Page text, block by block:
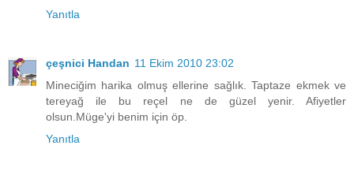
Yanıtla
çeşnici Handan 11 Ekim 2010 23:02
Mineciğim harika olmuş ellerine sağlık. Taptaze ekmek ve
tereyağ ile bu reçel ne de güzel yenir. Afiyetler
olsun.Müge'yi benim için öp.
Yanıtla